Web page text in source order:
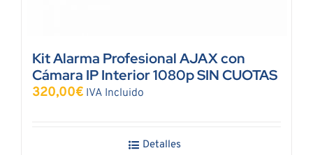
Kit Alarma Profesional AJAX con
Cámara IP Interior 1080p SIN CUOTAS
320,00€ IVA Incluido
Detalles